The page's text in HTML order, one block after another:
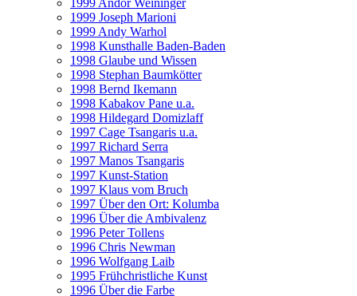
1999 Andor Weininger
1999 Joseph Marioni
1999 Andy Warhol
1998 Kunsthalle Baden-Baden
1998 Glaube und Wissen
1998 Stephan Baumkötter
1998 Bernd Ikemann
1998 Kabakov Pane u.a.
1998 Hildegard Domizlaff
1997 Cage Tsangaris u.a.
1997 Richard Serra
1997 Manos Tsangaris
1997 Kunst-Station
1997 Klaus vom Bruch
1997 Über den Ort: Kolumba
1996 Über die Ambivalenz
1996 Peter Tollens
1996 Chris Newman
1996 Wolfgang Laib
1995 Frühchristliche Kunst
1996 Über die Farbe